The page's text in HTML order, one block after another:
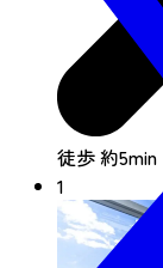
徒歩 約5min
1